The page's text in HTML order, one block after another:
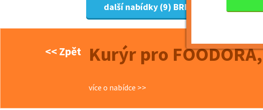
další nabídky (9) BRIGÁDY NOVÝ JIČÍN
<< Zpět Kurýr pro
více o nabídce >>